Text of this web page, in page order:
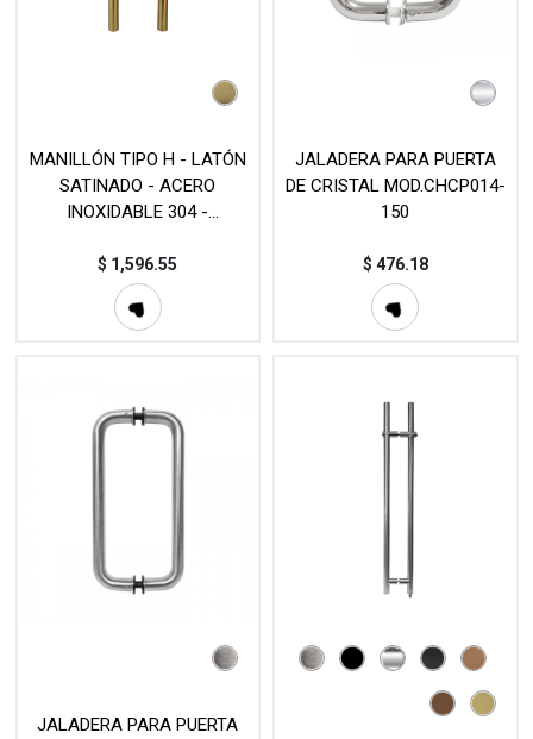
MANILLÓN TIPO H - LATÓN
SATINADO - ACERO
INOXIDABLE 304 -
DIFERENTES MEDIDAS -
MOD. L20 (SET)
$ 1,596.55
JALADERA PARA PUERTA
DE CRISTAL MOD.CHCP014-
150
$ 476.18
JALADERA PARA PUERTA